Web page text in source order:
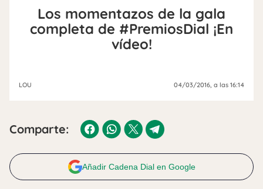
Los momentazos de la gala
completa de #PremiosDial ¡En
vídeo!
LOU 04/03/2016 , a las 16:14
Comparte:
Añadir Cadena Dial en Google